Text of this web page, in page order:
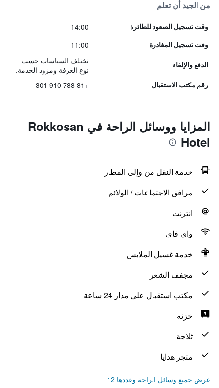
من الجيد أن تعلم
وقت تسجيل الصعود للطائرة 14:00
وقت تسجيل المغادرة 11:00
الدفع والإلغاء
تختلف السياسات حسب
نوع الغرفة ومزود الخدمة.
رقم مكتب الاستقبال +81 788 910 301
المزايا ووسائل الراحة في Rokkosan
Hotel
خدمة النقل من وإلى المطار
مرافق الاجتماعات / الولائم
انترنت
واي فاي
خدمة غسيل الملابس
مجفف الشعر
مكتب استقبال على مدار 24 ساعة
خزنه
ثلاجة
متجر هدايا
عرض جميع وسائل الراحة وعددها 12